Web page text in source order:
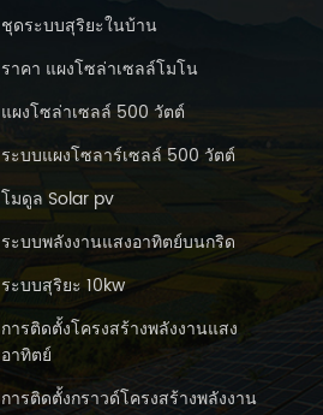
ชุดระบบสุริยะในบ้าน
ราคา แผงโซล่าเซลล์โมโน
แผงโซล่าเซลล์ 500 วัตต์
ระบบแผงโซลาร์เซลล์ 500 วัตต์
โมดูล Solar pv
ระบบพลังงานแสงอาทิตย์บนกริด
ระบบสุริยะ 10kw
การติดตั้งโครงสร้างพลังงานแสง
อาทิตย์
การติดตั้งกราวด์โครงสร้างพลังงาน